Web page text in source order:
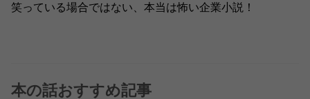
笑っている場合ではない、本当は怖い企業小説！
本の話おすすめ記事